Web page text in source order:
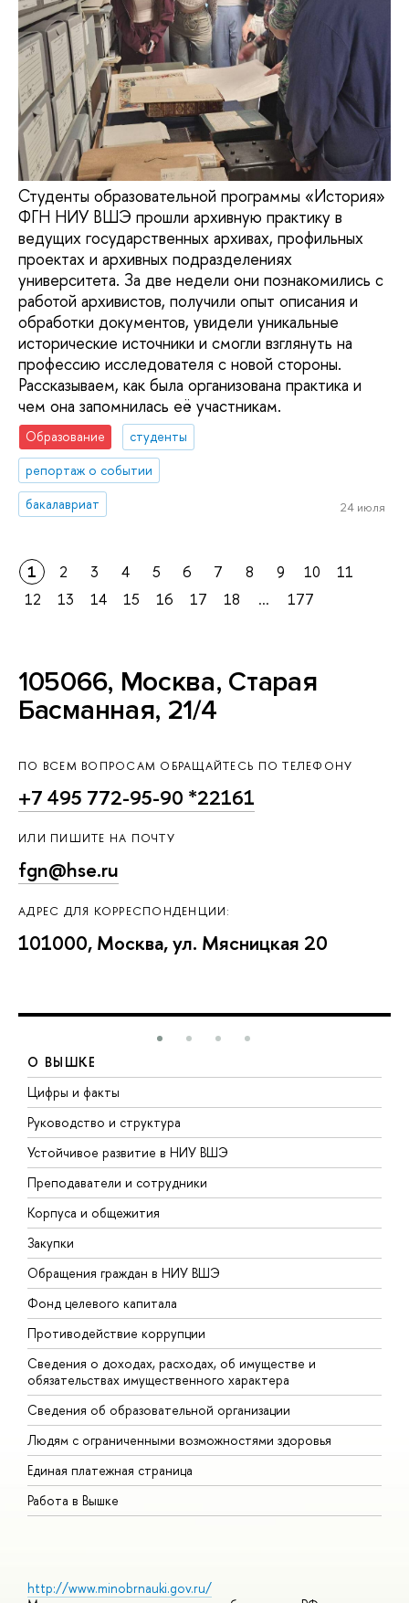
Студенты образовательной программы «История»
ФГН НИУ ВШЭ прошли архивную практику в
ведущих государственных архивах, профильных
проектах и архивных подразделениях
университета. За две недели они познакомились с
работой архивистов, получили опыт описания и
обработки документов, увидели уникальные
исторические источники и смогли взглянуть на
профессию исследователя с новой стороны.
Рассказываем, как была организована практика и
чем она запомнилась её участникам.
Образование
студенты
репортаж о событии
бакалавриат
24 июля
1 2 3 4 5 6 7 8 9 10
11
12
13 14 15 16 17 18 ... 177
105066, Москва, Старая
Басманная, 21/4
ПО ВСЕМ ВОПРОСАМ ОБРАЩАЙТЕСЬ ПО ТЕЛЕФОНУ
+7 495 772-95-90 *22161
ИЛИ ПИШИТЕ НА ПОЧТУ
fgn@hse.ru
АДРЕС ДЛЯ КОРРЕСПОНДЕНЦИИ:
101000, Москва, ул. Мясницкая 20
О ВЫШКЕ
Цифры и факты
Руководство и структура
Устойчивое развитие в НИУ ВШЭ
Преподаватели и сотрудники
Корпуса и общежития
Закупки
Обращения граждан в НИУ ВШЭ
Фонд целевого капитала
Противодействие коррупции
Сведения о доходах, расходах, об имуществе и
обязательствах имущественного характера
Сведения об образовательной организации
Людям с ограниченными возможностями здоровья
Единая платежная страница
Работа в Вышке
http://www.minobrnauki.gov.ru/